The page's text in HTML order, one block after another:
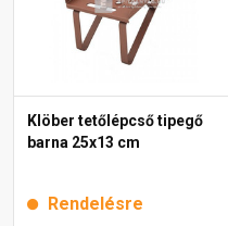
Klöber tetőlépcső tipegő
barna 25x13 cm
Rendelésre